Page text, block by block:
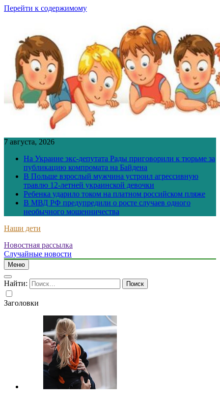
Перейти к содержимому
7 августа, 2026
На Украине экс-депутата Рады приговорили к тюрьме за
публикацию компромата на Байдена
В Польше взрослый мужчина устроил агрессивную
травлю 12-летней украинской девочки
Ребенка ударило током на платном российском пляже
В МВД РФ предупредили о росте случаев одного
необычного мошенничества
Наши дети
Новостная рассылка
Случайные новости
Меню
Найти:
Заголовки